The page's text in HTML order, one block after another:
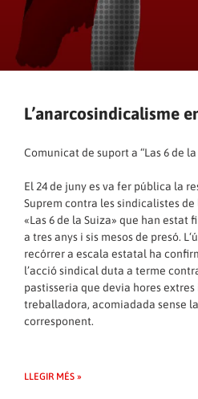
L’anarcosindicalisme
Comunicat de suport a “Las 6 de la
El 24 de juny es va fer pública la
Suprem contra les sindicalistes de
«Las 6 de la Suiza» que han estat
a tres anys i sis mesos de presó.
recórrer a escala estatal ha
l’acció sindical duta a terme
pastisseria que devia hores extres
treballadora, acomiadada sense
corresponent.
LLEGIR MÉS »